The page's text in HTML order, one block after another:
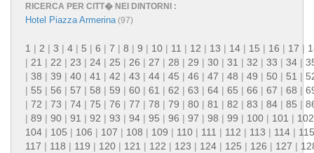
RICERCA PER CITT� NEI DINTORNI :
Hotel Piazza Armerina(97)
1 | 2 | 3 | 4 | 5 | 6 | 7 | 8 | 9 | 10 | 11 | 12 | 13 | 14 | 15 | 16 | 17 |
| 21 | 22 | 23 | 24 | 25 | 26 | 27 | 28 | 29 | 30 | 31 | 32 | 33 | 34 |
| 38 | 39 | 40 | 41 | 42 | 43 | 44 | 45 | 46 | 47 | 48 | 49 | 50 | 51 |
| 55 | 56 | 57 | 58 | 59 | 60 | 61 | 62 | 63 | 64 | 65 | 66 | 67 | 68 |
| 72 | 73 | 74 | 75 | 76 | 77 | 78 | 79 | 80 | 81 | 82 | 83 | 84 | 85 |
| 89 | 90 | 91 | 92 | 93 | 94 | 95 | 96 | 97 | 98 | 99 | 100 | 101 | 102
104 | 105 | 106 | 107 | 108 | 109 | 110 | 111 | 112 | 113 | 114 | 115
117 | 118 | 119 | 120 | 121 | 122 | 123 | 124 | 125 | 126 | 127 |